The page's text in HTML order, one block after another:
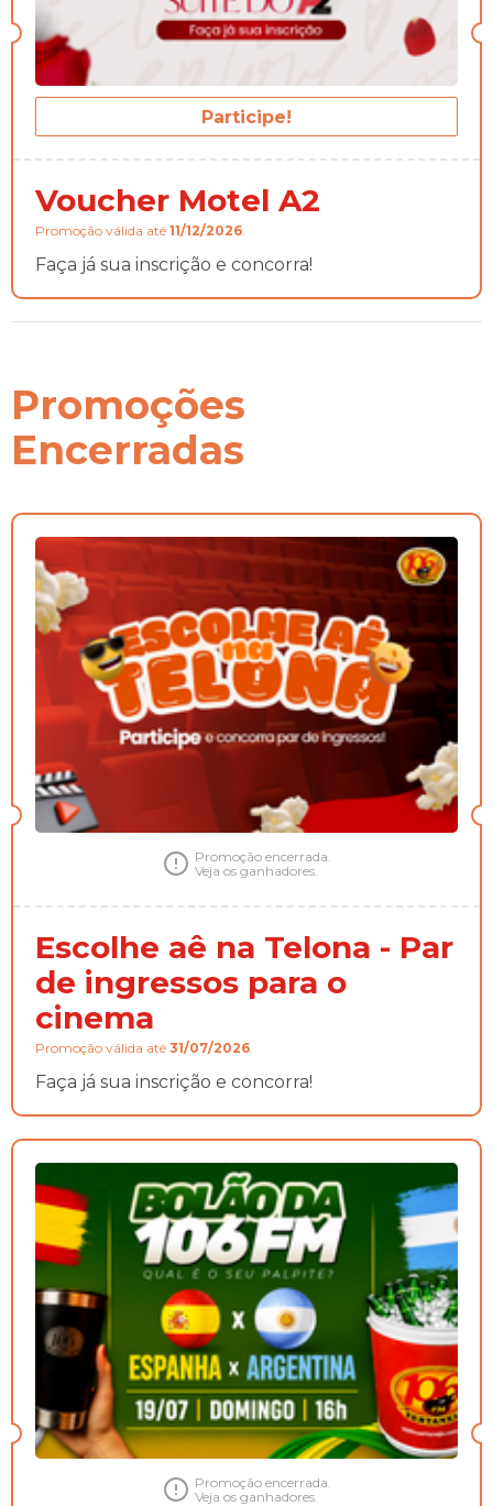
Participe!
Voucher Motel A2
Promoção válida até 11/12/2026.
Faça já sua inscrição e concorra!
Promoções
Encerradas
Promoção encerrada.
Veja os ganhadores.
Escolhe aê na Telona - Par
de ingressos para o
cinema
Promoção válida até 31/07/2026.
Faça já sua inscrição e concorra!
Promoção encerrada.
Veja os ganhadores.